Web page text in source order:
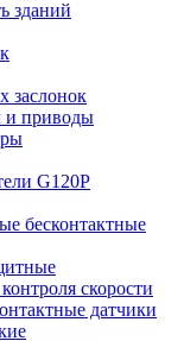
зданий
заслонок
и приводы
G120P
бесконтактные
скорости
датчики